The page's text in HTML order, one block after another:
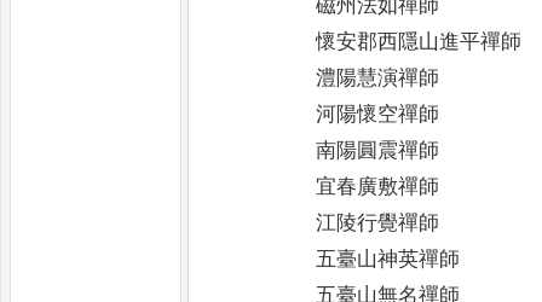
磁州法如禪師
懷安郡西隱山進平禪師
澧陽慧演禪師
河陽懷空禪師
南陽圓震禪師
宜春廣敷禪師
江陵行覺禪師
五臺山神英禪師
五臺山無名禪師